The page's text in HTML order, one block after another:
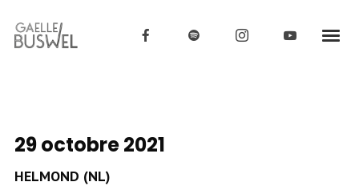
29 octobre 2021
HELMOND (NL)